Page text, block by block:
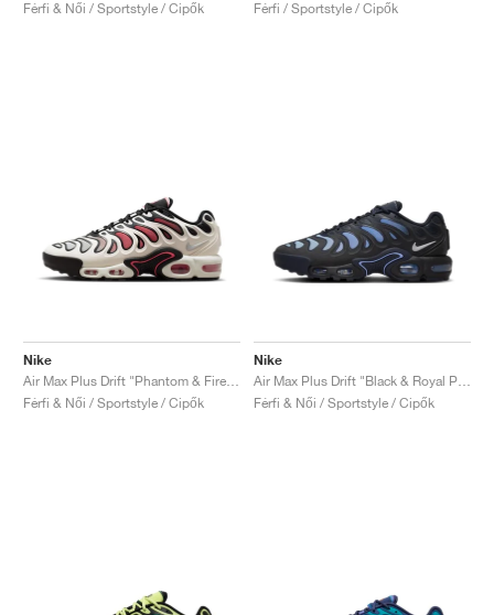
Férfi & Női / Sportstyle / Cipők
Férfi / Sportstyle / Cipők
Nike
Férfi & Női / Sportstyle / Cipők
Nike
Férfi & Női / Sportstyle / Cipők